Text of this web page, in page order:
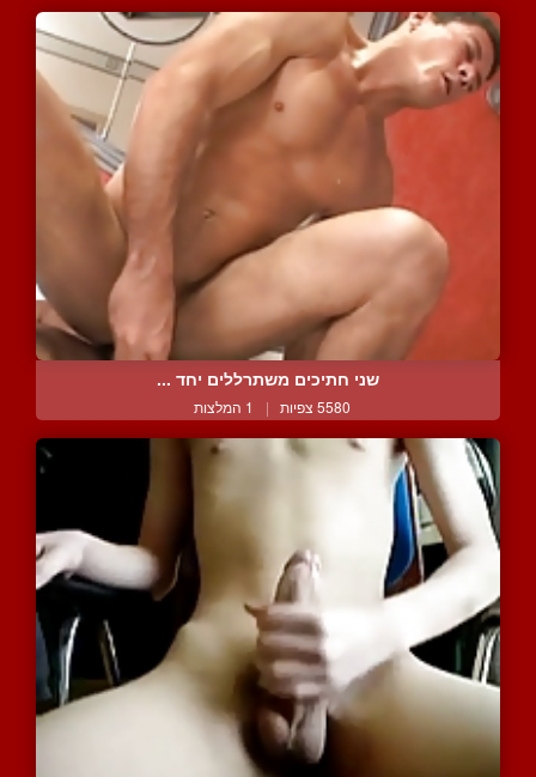
שני חתיכים משתרללים יחד ...
5580 צפיות | 1 המלצות